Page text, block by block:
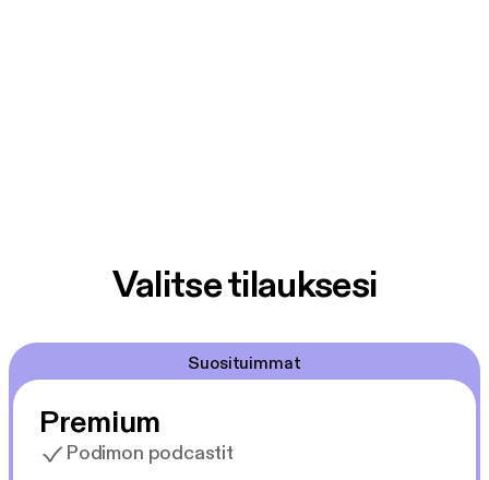
Valitse tilauksesi
Suosituimmat
Premium
Podimon podcastit